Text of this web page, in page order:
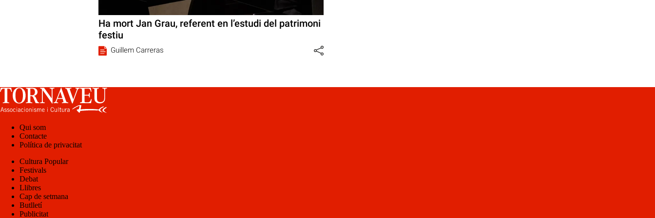
Ha mort Jan Grau, referent en l’estudi del patrimoni
festiu
Guillem Carreras
Qui som
Contacte
Política de privacitat
Cultura Popular
Festivals
Debat
Llibres
Cap de setmana
Butlletí
Publicitat